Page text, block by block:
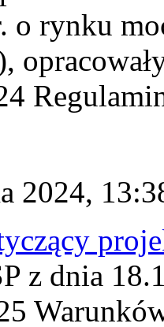
o rynku
2024,
z dnia